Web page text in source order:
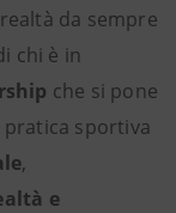
da sempre
chi è in
che si pone
sportiva
,
e